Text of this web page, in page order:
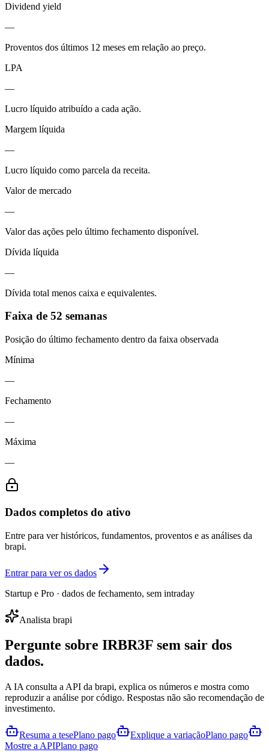
Dividend yield
—
Proventos dos últimos 12 meses em relação ao preço.
LPA
—
Lucro líquido atribuído a cada ação.
Margem líquida
—
Lucro líquido como parcela da receita.
Valor de mercado
—
Valor das ações pelo último fechamento disponível.
Dívida líquida
—
Dívida total menos caixa e equivalentes.
Faixa de 52 semanas
Posição do último fechamento dentro da faixa observada
Mínima
—
Fechamento
—
Máxima
—
Dados completos do ativo
Entre para ver históricos, fundamentos, proventos e as análises da
brapi.
Entrar para ver os dados
Startup e Pro · dados de fechamento, sem intraday
Analista brapi
Pergunte sobre IRBR3F sem sair dos
dados.
A IA consulta a API da brapi, explica os números e mostra como
reproduzir a análise por código. Respostas não são recomendação de
investimento.
Resuma a tesePlano pago Explique a variaçãoPlano pago
Mostre a APIPlano pago